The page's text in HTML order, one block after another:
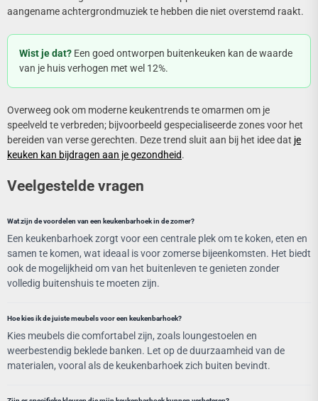
aangename achtergrondmuziek te hebben die niet overstemd raakt.
Wist je dat? Een goed ontworpen buitenkeuken kan de waarde
van je huis verhogen met wel 12%.
Overweeg ook om moderne keukentrends te omarmen om je
speelveld te verbreden; bijvoorbeeld gespecialiseerde zones voor het
bereiden van verse gerechten. Deze trend sluit aan bij het idee dat je
keuken kan bijdragen aan je gezondheid.
Veelgestelde vragen
Wat zijn de voordelen van een keukenbarhoek in de zomer?
Een keukenbarhoek zorgt voor een centrale plek om te koken, eten en
samen te komen, wat ideaal is voor zomerse bijeenkomsten. Het biedt
ook de mogelijkheid om van het buitenleven te genieten zonder
volledig buitenshuis te moeten zijn.
Hoe kies ik de juiste meubels voor een keukenbarhoek?
Kies meubels die comfortabel zijn, zoals loungestoelen en
weerbestendig beklede banken. Let op de duurzaamheid van de
materialen, vooral als de keukenbarhoek zich buiten bevindt.